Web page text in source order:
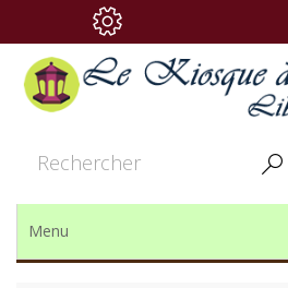

Menu